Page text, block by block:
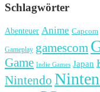
Schlagwörter
Abenteuer Anime Capcom
Gameplay gamescom
Game Indie Games Japan
Nintendo